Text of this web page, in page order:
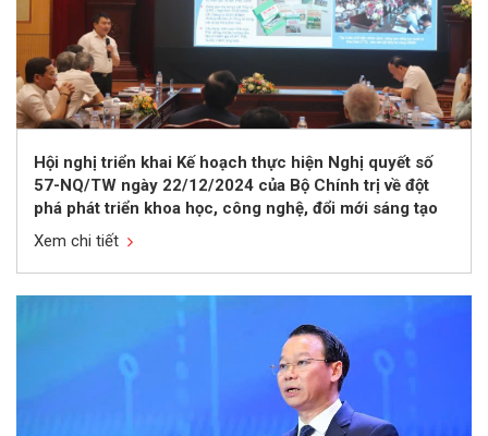
Hội nghị triển khai Kế hoạch thực hiện Nghị quyết số
57-NQ/TW ngày 22/12/2024 của Bộ Chính trị về đột
phá phát triển khoa học, công nghệ, đổi mới sáng tạo
và chuyển đổi số quốc gia ngành nông nghiệp và môi
Xem chi tiết